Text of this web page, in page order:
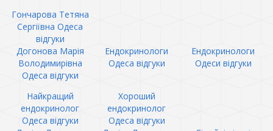
Гончарова Тетяна
Сергіївна Одеса
відгуки
Догонова Марія
Володимирівна
Одеса відгуки
Ендокринологи
Одеса відгуки
Ендокринологи
Одеси відгуки
Найкращий
ендокринолог
Одеса відгуки
Хороший
ендокринолог
Одеса відгуки